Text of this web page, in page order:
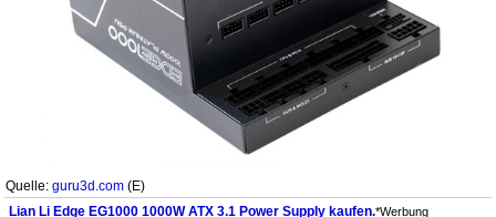
Quelle: guru3d.com (E)
Lian Li Edge EG1000 1000W ATX 3.1 Power Supply kaufen.*Werbung